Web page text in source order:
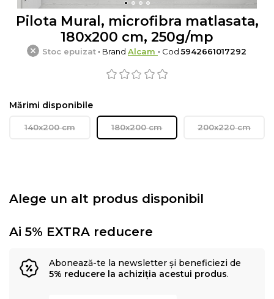
Pilota Mural, microfibra matlasata,
180x200 cm, 250g/mp
Stoc epuizat • Brand Alcam • Cod5942661017292
Mărimi disponibile
140x200 cm 180x200 cm 200x220 cm
Alege un alt produs disponibil
Ai 5% EXTRA reducere
Abonează-te la newsletter și beneficiezi de
5% reducere la achiziția acestui produs.